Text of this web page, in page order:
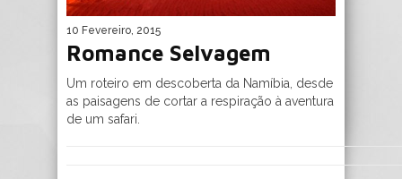
10 Fevereiro, 2015
Romance Selvagem
Um roteiro em descoberta da Namíbia, desde
as paisagens de cortar a respiração à aventura
de um safari.